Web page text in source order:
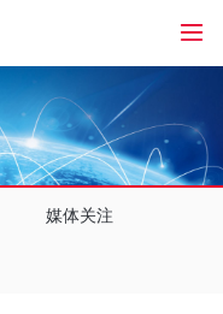
媒体关注